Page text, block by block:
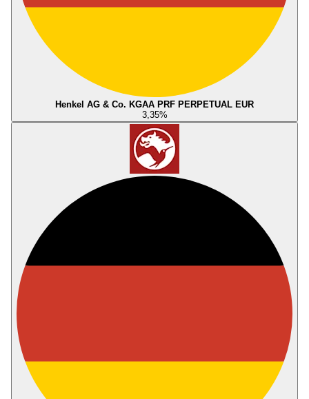
Henkel AG & Co. KGAA PRF PERPETUAL EUR
3,35%